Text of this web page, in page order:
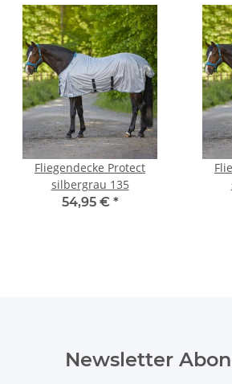
Fliegendecke Protect
silbergrau 135
54,95 € *
Newsletter